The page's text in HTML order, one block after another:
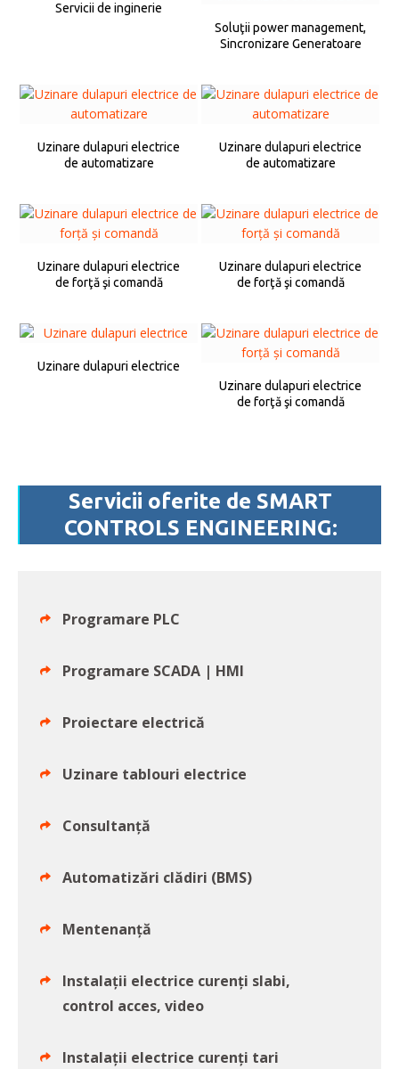
Servicii de inginerie
Soluţii power management,
Sincronizare Generatoare
Uzinare dulapuri electrice
de automatizare
Uzinare dulapuri electrice
de automatizare
Uzinare dulapuri electrice
de forţă şi comandă
Uzinare dulapuri electrice
de forţă şi comandă
Uzinare dulapuri electrice
Uzinare dulapuri electrice
de forţă şi comandă
Servicii oferite de SMART
CONTROLS ENGINEERING:
Programare PLC
Programare SCADA | HMI
Proiectare electrică
Uzinare tablouri electrice
Consultanță
Automatizări clădiri (BMS)
Mentenanță
Instalații electrice curenți slabi,
control acces, video
Instalații electrice curenți tari